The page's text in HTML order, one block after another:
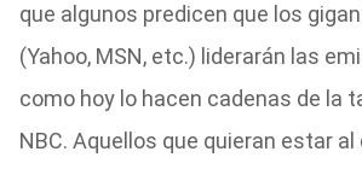
que algunos predicen que los
(Yahoo, MSN, etc.) liderarán las
como hoy lo hacen cadenas de la
NBC. Aquellos que quieran estar